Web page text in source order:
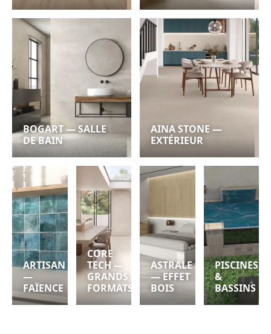
BOGART — SALLE
DE BAIN
AINA STONE —
EXTÉRIEUR
ARTISAN
—
FAÏENCE
CORE
TECH —
GRANDS
FORMATS
ASTRALE
— EFFET
BOIS
PISCINES
&
BASSINS